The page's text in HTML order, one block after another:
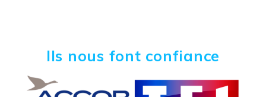
Ils nous font confiance